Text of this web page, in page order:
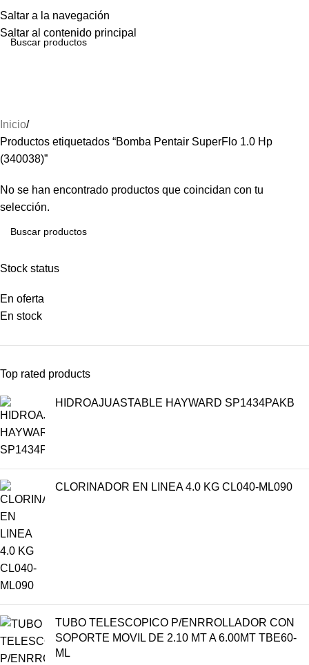
Saltar a la navegación
Saltar al contenido principal
Menú
Stock status
En oferta
En stock
Top rated products
HIDROAJUASTABLE HAYWARD SP1434PAKB
CLORINADOR EN LINEA 4.0 KG CL040-ML090
TUBO TELESCOPICO P/ENRROLLADOR CON
SOPORTE MOVIL DE 2.10 MT A 6.00MT TBE60-
ML
Inicio
Productos etiquetados “Bomba Pentair SuperFlo 1.0 Hp
(340038)”
No se han encontrado productos que coincidan con tu
selección.